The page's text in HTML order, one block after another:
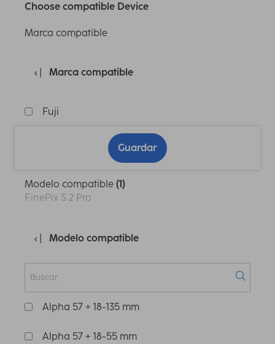
Choose compatible Device
Marca compatible
Marca compatible
Fuji
Guardar
Modelo compatible (1)
FinePix S 2 Pro
Modelo compatible
Alpha 57 + 18-135 mm
Alpha 57 + 18-55 mm